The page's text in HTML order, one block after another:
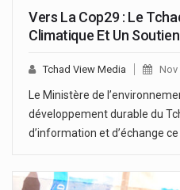
Vers La Cop29 : Le
Climatique Et Un
Tchad View Media Nov
Le Ministère de
développement durable du
d’information et d’échange ce